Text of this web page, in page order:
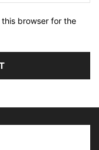
browser for the